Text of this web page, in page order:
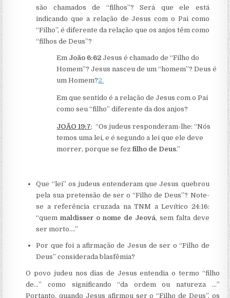
são chamados de “filhos”? Será que ele está
indicando que a relação de Jesus com o Pai como
“Filho”, é diferente da relação que os anjos têm como
“filhos de Deus”?
Em João 6:62 Jesus é chamado de “Filho do
Homem”? Jesus nasceu de um “homem”? Deus é
um Homem?2.
Em que sentido é a relação de Jesus com o Pai
como seu “filho” diferente da dos anjos?
JOÃO 19:7: “Os judeus responderam-lhe: “Nós
temos uma lei, e é segundo a lei que ele deve
morrer, porque se fezfilho de Deus.”
Que “lei” os judeus entenderam que Jesus quebrou
pela sua pretensão de ser o “Filho de Deus”? Note-
se a referência cruzada na TNM a Levítico 24:16:
“quemmaldisser o nome de Jeová, sem falta deve
ser morto….”
Por que foi a afirmação de Jesus de ser o “Filho de
Deus” considerada blasfêmia?
O povo judeu nos dias de Jesus entendia o termo “filho
de…” como significando “da ordem ou natureza …”
Portanto, quando Jesus afirmou ser o “Filho de Deus”, os